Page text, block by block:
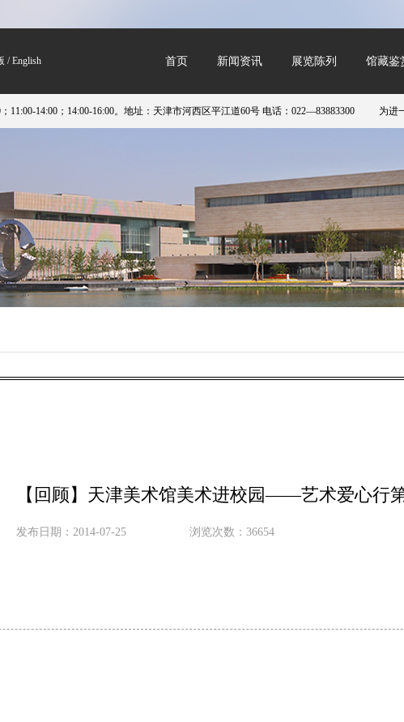
/English 首页 新闻资讯 展览陈列 馆藏鉴
；14:00-16:00。地址：天津市河西区平江道60号 电话：022—83883300 为进一步
【回顾】天津美术馆美术进校园——艺术爱心行
发布日期：2014-07-25 浏览次数：36654